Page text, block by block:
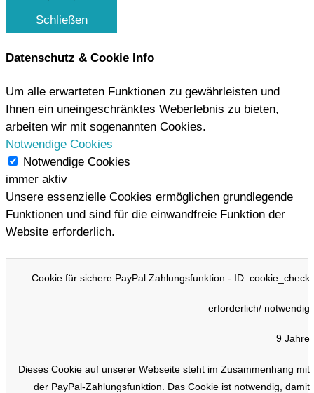
Schließen
Datenschutz & Cookie Info
Um alle erwarteten Funktionen zu gewährleisten und
Ihnen ein uneingeschränktes Weberlebnis zu bieten,
arbeiten wir mit sogenannten Cookies.
Notwendige Cookies
Notwendige Cookies
immer aktiv
Unsere essenzielle Cookies ermöglichen grundlegende
Funktionen und sind für die einwandfreie Funktion der
Website erforderlich.
COOKIE TYP DAUER BESCHREIBUNG
Cookie für sichere PayPal Zahlungsfunktion - ID: cookie_check
erforderlich/ notwendig
9 Jahre
Dieses Cookie auf unserer Webseite steht im Zusammenhang mit
der PayPal-Zahlungsfunktion. Das Cookie ist notwendig, damit